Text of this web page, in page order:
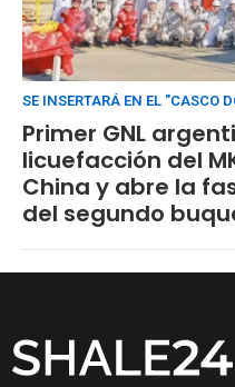
SE INSERTARÁ EN EL "CASCO
Primer GNL
licuefacción del
China y abre la
del segundo